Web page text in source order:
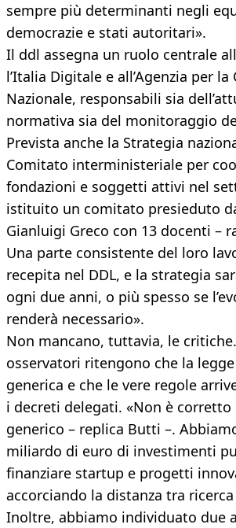
sempre più determinanti negli
democrazie e stati autoritari».
Il ddl assegna un ruolo centrale
l’Italia Digitale e all’Agenzia per la
Nazionale, responsabili sia
normativa sia del monitoraggio
Prevista anche la Strategia
Comitato interministeriale per
fondazioni e soggetti attivi nel
istituito un comitato presieduto
Gianluigi Greco con 13 docenti –
Una parte consistente del loro
recepita nel DDL, e la strategia
ogni due anni, o più spesso se
renderà necessario».
Non mancano, tuttavia, le
osservatori ritengono che la
generica e che le vere regole
i decreti delegati. «Non è corretto
generico – replica Butti –.
miliardo di euro di investimenti
finanziare startup e progetti
accorciando la distanza tra
Inoltre, abbiamo individuato due